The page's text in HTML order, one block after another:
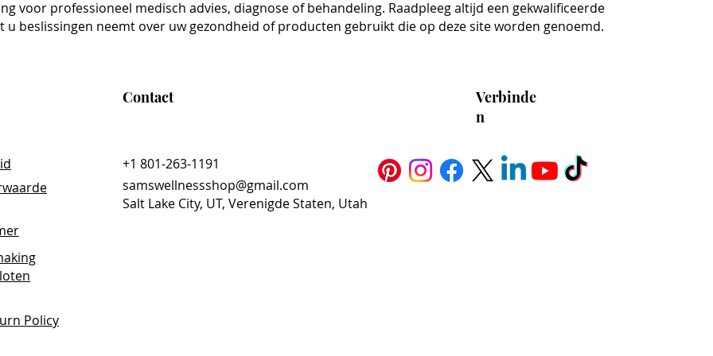
damage and promoting healthy
processed to preserve its natural
effectiveness.
daily routine and experience
health and well-being. Whether in tea,
Tail delivers powerful results in
voor professioneel medisch advies, diagnose of behandeling. Raadpleeg altijd een gekwalificeerde
u beslissingen neemt over uw gezondheid of producten gebruikt die op deze site worden genoemd.
Policy
Contact
Verbinde
n
+1 801-263-1191
samswellnessshop@gmail.com
Salt Lake City, UT, Verenigde Staten, Utah